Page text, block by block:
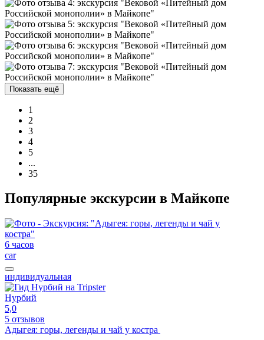
приятным! Спасибо!!!!!
Показать ещё
1
2
3
4
5
...
35
Популярные экскурсии в Майкопе
6 часов
car
индивидуальная
Нурбий
5,0
5 отзывов
Адыгея: горы, легенды и чай у костра